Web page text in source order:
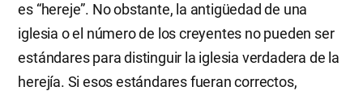
es “hereje”. No obstante, la antigüedad de una
iglesia o el número de los creyentes no pueden ser
estándares para distinguir la iglesia verdadera de la
herejía. Si esos estándares fueran correctos,